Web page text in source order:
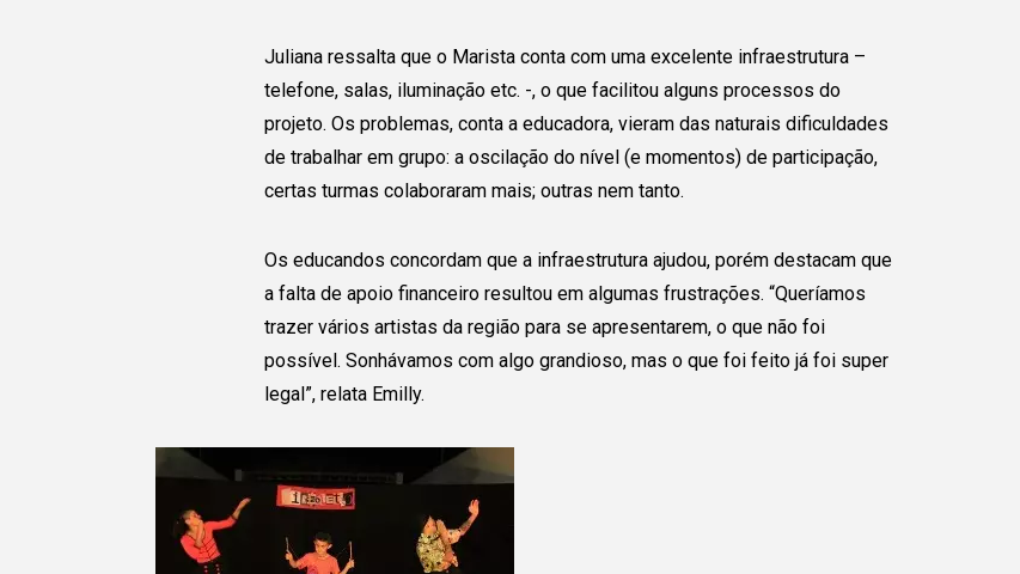
Juliana ressalta que o Marista conta com uma excelente infraestrutura –
telefone, salas, iluminação etc. -, o que facilitou alguns processos do
projeto. Os problemas, conta a educadora, vieram das naturais dificuldades
de trabalhar em grupo: a oscilação do nível (e momentos) de participação,
certas turmas colaboraram mais; outras nem tanto.
Os educandos concordam que a infraestrutura ajudou, porém destacam que
a falta de apoio financeiro resultou em algumas frustrações. “Queríamos
trazer vários artistas da região para se apresentarem, o que não foi
possível. Sonhávamos com algo grandioso, mas o que foi feito já foi super
legal”, relata Emilly.